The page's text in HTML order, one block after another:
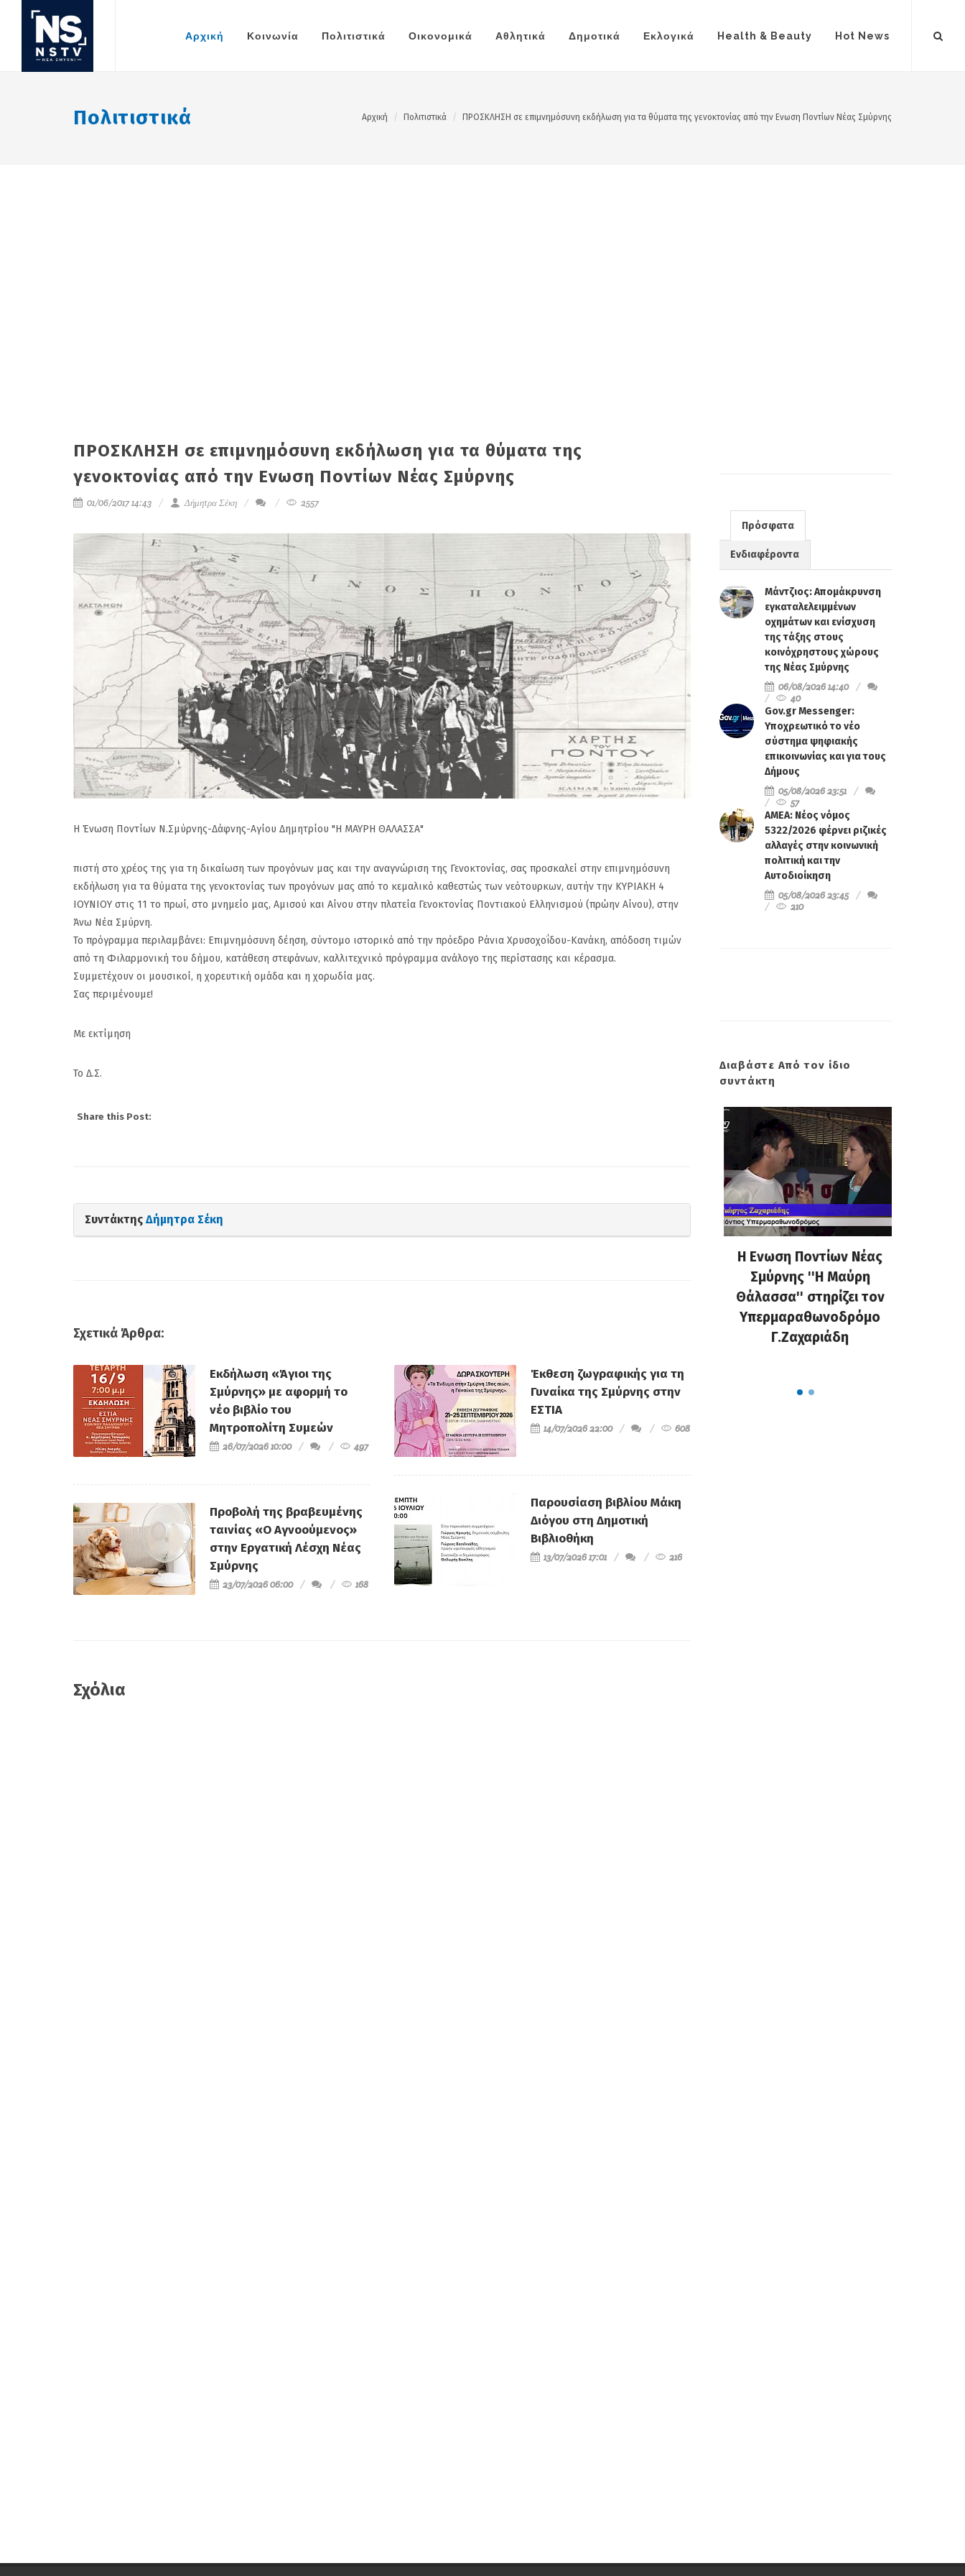
Αρχική Κοινωνία Πολιτιστικά Οικονομικά Αθλητικά Δημοτικά Εκλογικά Health & Beauty Hot News
Πολιτιστικά Αρχική Πολιτιστικά ΠΡΟΣΚΛΗΣΗ σε επιμνημόσυνη εκδήλωση για τα θύματα της γενοκτονίας από την Ενωση Ποντίων Νέας Σμύρνης
ΠΡΟΣΚΛΗΣΗ σε επιμνημόσυνη εκδήλωση για τα θύματα της
γενοκτονίας από την Ενωση Ποντίων Νέας Σμύρνης
01/06/2017 14:43 Δήμητρα Σέκη 2557
Η Ένωση Ποντίων Ν.Σμύρνης-Δάφνης-Αγίου Δημητρίου "Η ΜΑΥΡΗ ΘΑΛΑΣΣΑ"
πιστή στο χρέος της για τη δικαίωση των προγόνων μας και την αναγνώριση της Γενοκτονίας, σας προσκαλεί στην επιμνημόσυνη
εκδήλωση για τα θύματα της γενοκτονίας των προγόνων μας από το κεμαλικό καθεστώς των νεότουρκων, αυτήν την ΚΥΡΙΑΚΗ 4
ΙΟΥΝΙΟΥ στις 11 το πρωί, στο μνημείο μας, Αμισού και Αίνου στην πλατεία Γενοκτονίας Ποντιακού Ελληνισμού (πρώην Αίνου), στην
Άνω Νέα Σμύρνη.
Το πρόγραμμα περιλαμβάνει: Επιμνημόσυνη δέηση, σύντομο ιστορικό από την πρόεδρο Ράνια Χρυσοχοΐδου-Κανάκη, απόδοση τιμών
από τη Φιλαρμονική του δήμου, κατάθεση στεφάνων, καλλιτεχνικό πρόγραμμα ανάλογο της περίστασης και κέρασμα.
Συμμετέχουν οι μουσικοί, η χορευτική ομάδα και η χορωδία μας.
Σας περιμένουμε!
Με εκτίμηση
Το Δ.Σ.
Share this Post:
Συντάκτης Δήμητρα Σέκη
Σχετικά Άρθρα:
Εκδήλωση «Άγιοι της
Σμύρνης» με αφορμή το
νέο βιβλίο του
Μητροπολίτη Συμεών
26/07/2026 10:00 497
Προβολή της βραβευμένης
ταινίας «Ο Αγνοούμενος»
στην Εργατική Λέσχη Νέας
Σμύρνης
23/07/2026 06:00 168
Έκθεση ζωγραφικής για τη
Γυναίκα της Σμύρνης στην
ΕΣΤΙΑ
14/07/2026 22:00 608
Παρουσίαση βιβλίου Μάκη
Διόγου στη Δημοτική
Βιβλιοθήκη
13/07/2026 17:01 216
Σχόλια
Πρόσφατα
Ενδιαφέροντα
Μάντζιος: Απομάκρυνση
εγκαταλελειμμένων
οχημάτων και ενίσχυση
της τάξης στους
κοινόχρηστους χώρους
της Νέας Σμύρνης
06/08/2026 14:40
40
Gov.gr Messenger:
Υποχρεωτικό το νέο
σύστημα ψηφιακής
επικοινωνίας και για τους
Δήμους
05/08/2026 23:51
57
ΑΜΕΑ: Νέος νόμος
5322/2026 φέρνει ριζικές
αλλαγές στην κοινωνική
πολιτική και την
Αυτοδιοίκηση
05/08/2026 23:45
210
Διαβάστε Από τον ίδιο
συντάκτη
H Ενωση Ποντίων Νέας
Σμύρνης ''Η Μαύρη
Θάλασσα'' στηρίζει τον
Υπερμαραθωνοδρόμο
Γ.Ζαχαριάδη